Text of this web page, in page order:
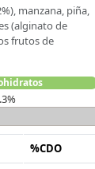
manzana, piña,
(alginato de
frutos de
%CDO